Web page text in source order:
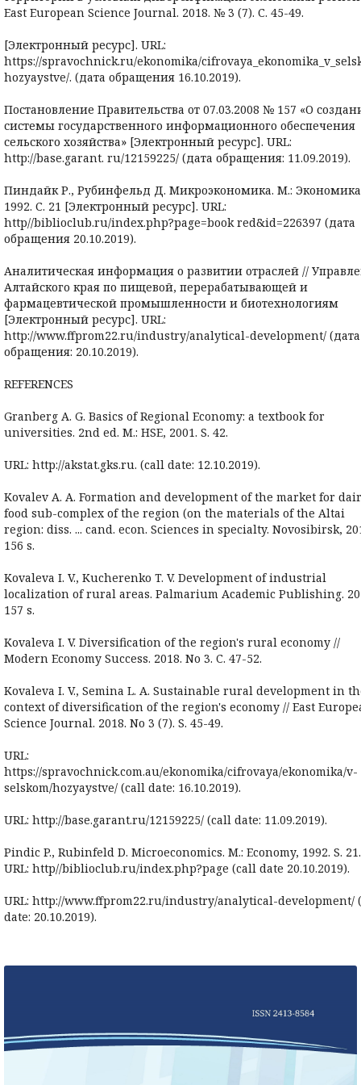
East European Science Journal. 2018. № 3 (7). С. 45-49.
[Электронный ресурс]. URL:
https://spravochnick.ru/ekonomika/
hozyaystve/. (дата обращения 16.10.2019).
Постановление Правительства от 07.03.2008 № 157 «О
системы государственного ин­формационного обеспечения
сельского хозяйства» [Электронный ресурс]. URL:
http://base.garant. ru/12159225/ (дата обращения: 11.09.2019).
Пиндайк Р., Рубинфельд Д. Микроэкономика. М.:
1992. С. 21 [Электронный ресурс]. URL:
http//biblioclub.ru/index.php?page=book red&id=226397 (дата
обращения 20.10.2019).
Аналитическая информация о развитии отраслей //
Алтайского края по пищевой, пе­рерабатывающей и
фармацевтической промышленности и биотехнологиям
[Электронный ресурс]. URL:
http://www.ffprom22.ru/industry/analytical-development/ (дата
обращения: 20.10.2019).
REFERENCES
Granberg A. G. Basics of Regional Economy: a textbook for
universities. 2nd ed. M.: HSE, 2001. S. 42.
URL: http://akstat.gks.ru. (call date: 12.10.2019).
Kovalev A. A. Formation and development of the market for
food sub-complex of the region (on the materials of the Altai
region: diss. ... cand. econ. Sciences in specialty. Novosibirsk,
156 s.
Kovaleva I. V., Kucherenko T. V. Development of industrial
localization of rural areas. Palmarium Academic Publishing.
157 s.
Kovaleva I. V. Diversification of the region's rural economy //
Modern Economy Success. 2018. No 3. C. 47-52.
Kovaleva I. V., Semina L. A. Sustainable rural development in
context of diversification of the region's economy // East
Science Journal. 2018. No 3 (7). S. 45-49.
URL:
https://spravochnick.com.au/ekonomika/cifrovaya/ekonomika/v-
selskom/hozyaystve/ (call date: 16.10.2019).
URL: http://base.garant.ru/12159225/ (call date: 11.09.2019).
Pindic P., Rubinfeld D. Microeconomics. M.: Economy, 1992. S. 21.
URL: http//biblioclub.ru/index.php?page (call date 20.10.2019).
URL: http://www.ffprom22.ru/industry/analytical-development/
date: 20.10.2019).